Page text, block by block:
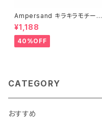
Ampersand キラキラモチーフ
プールバッグ/PK
¥1,188
40%OFF
CATEGORY
おすすめ